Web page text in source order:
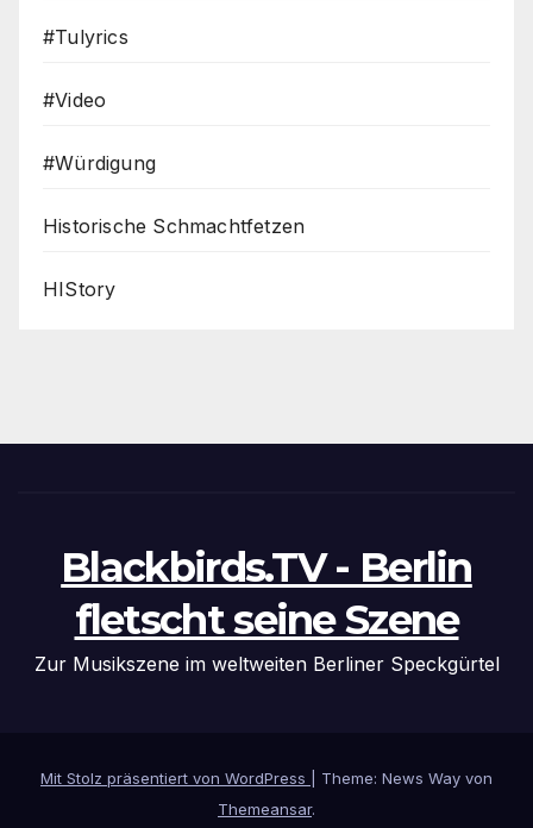
#Tulyrics
#Video
#Würdigung
Historische Schmachtfetzen
HIStory
Blackbirds.TV - Berlin
fletscht seine Szene
Zur Musikszene im weltweiten Berliner Speckgürtel
Mit Stolz präsentiert von WordPress
Theme: News Way von
Themeansar.